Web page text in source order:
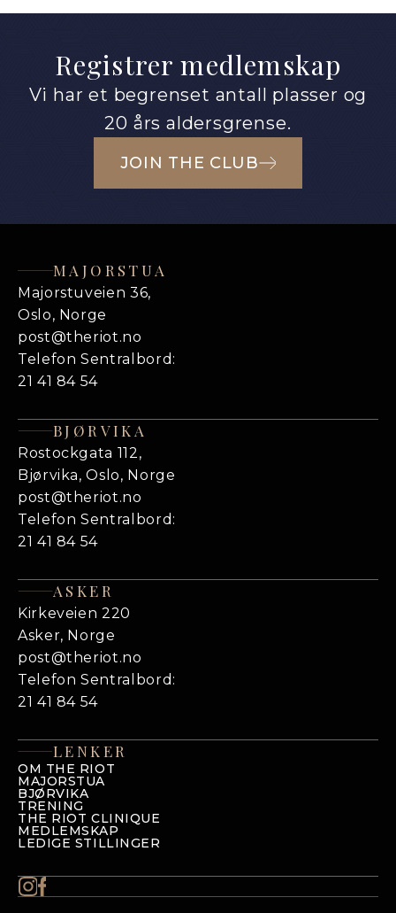
Registrer medlemskap
Vi har et begrenset antall plasser og
20 års aldersgrense.
JOIN THE CLUB
MAJORSTUA
Majorstuveien 36,
Oslo, Norge
post@theriot.no
Telefon Sentralbord:
21 41 84 54
BJØRVIKA
Rostockgata 112,
Bjørvika, Oslo, Norge
post@theriot.no
Telefon Sentralbord:
21 41 84 54
ASKER
Kirkeveien 220
Asker, Norge
post@theriot.no
Telefon Sentralbord:
21 41 84 54
LENKER
OM THE RIOT
MAJORSTUA
BJØRVIKA
TRENING
THE RIOT CLINIQUE
MEDLEMSKAP
LEDIGE STILLINGER